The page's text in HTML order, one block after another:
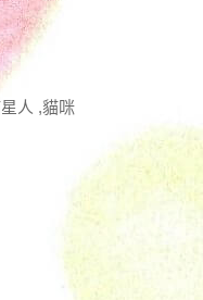
人 ,貓咪